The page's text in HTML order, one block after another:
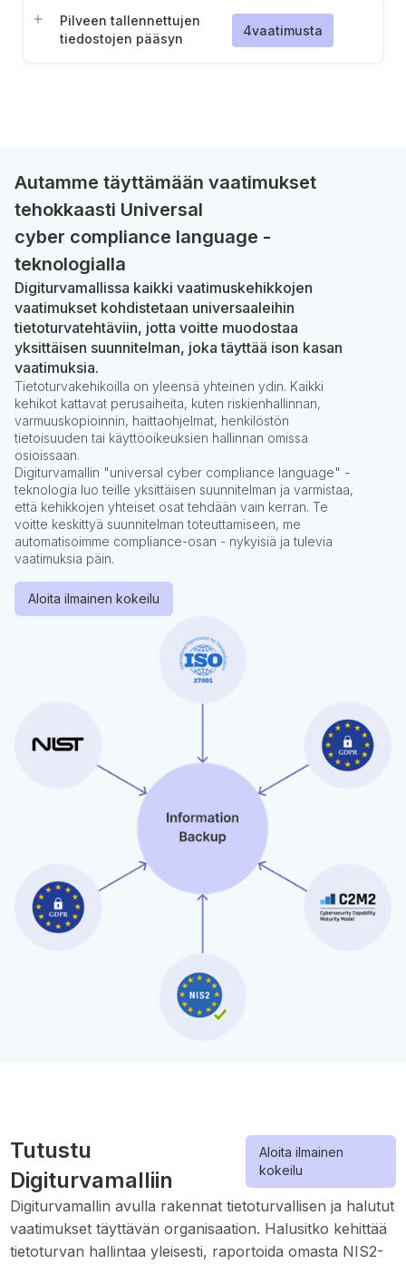
Pilveen tallennettujen
tiedostojen pääsyn
4vaatimusta
Autamme täyttämään vaatimukset
tehokkaasti Universal
cyber compliance language -
teknologialla
Digiturvamallissa kaikki vaatimuskehikkojen
vaatimukset kohdistetaan universaaleihin
tietoturvatehtäviin, jotta voitte muodostaa
yksittäisen suunnitelman, joka täyttää ison kasan
vaatimuksia.
Tietoturvakehikoilla on yleensä yhteinen ydin. Kaikki
kehikot kattavat perusaiheita, kuten riskienhallinnan,
varmuuskopioinnin, haittaohjelmat, henkilöstön
tietoisuuden tai käyttöoikeuksien hallinnan omissa
osioissaan.
Digiturvamallin "universal cyber compliance language" -
teknologia luo teille yksittäisen suunnitelman ja varmistaa,
että kehikkojen yhteiset osat tehdään vain kerran. Te
voitte keskittyä suunnitelman toteuttamiseen, me
automatisoimme compliance-osan - nykyisiä ja tulevia
vaatimuksia päin.
Aloita ilmainen kokeilu
Tutustu
Digiturvamalliin
Aloita ilmainen
kokeilu
Digiturvamallin avulla rakennat tietoturvallisen ja halutut
vaatimukset täyttävän organisaation. Halusitko kehittää
tietoturvan hallintaa yleisesti, raportoida omasta NIS2-